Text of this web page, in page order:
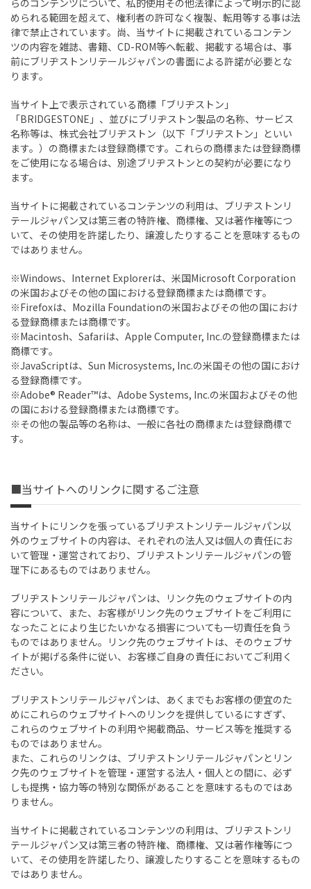
らのコンテンツについて、私的使用その他法律によって明示的に認
められる範囲を超えて、権利者の許可なく複製、転用等する事は法
律で禁止されています。尚、当サイトに掲載されているコンテン
ツの内容を雑誌、書籍、CD-ROM等へ転載、掲載する場合は、事
前にブリヂストンリテールジャパンの書面による許諾が必要とな
ります。
当サイト上で表示されている商標「ブリヂストン」
「BRIDGESTONE」、並びにブリヂストン製品の名称、サービス
名称等は、株式会社ブリヂストン（以下「ブリヂストン」といい
ます。）の商標または登録商標です。これらの商標または登録商標
をご使用になる場合は、別途ブリヂストンとの契約が必要になり
ます。
当サイトに掲載されているコンテンツの利用は、ブリヂストンリ
テールジャパン又は第三者の特許権、商標権、又は著作権等につ
いて、その使用を許諾したり、譲渡したりすることを意味するもの
ではありません。
※Windows、Internet Explorerは、米国Microsoft Corporation
の米国およびその他の国における登録商標または商標です。
※Firefoxは、Mozilla Foundationの米国およびその他の国におけ
る登録商標または商標です。
※Macintosh、Safariは、Apple Computer, Inc.の登録商標または
商標です。
※JavaScriptは、Sun Microsystems, Inc.の米国その他の国におけ
る登録商標です。
※Adobe® Reader™は、Adobe Systems, Inc.の米国およびその他
の国における登録商標または商標です。
※その他の製品等の名称は、一般に各社の商標または登録商標で
す。
■当サイトへのリンクに関するご注意
当サイトにリンクを張っているブリヂストンリテールジャパン以
外のウェブサイトの内容は、それぞれの法人又は個人の責任にお
いて管理・運営されており、ブリヂストンリテールジャパンの管
理下にあるものではありません。
ブリヂストンリテールジャパンは、リンク先のウェブサイトの内
容について、また、お客様がリンク先のウェブサイトをご利用に
なったことにより生じたいかなる損害についても一切責任を負う
ものではありません。リンク先のウェブサイトは、そのウェブサ
イトが掲げる条件に従い、お客様ご自身の責任においてご利用く
ださい。
ブリヂストンリテールジャパンは、あくまでもお客様の便宜のた
めにこれらのウェブサイトへのリンクを提供しているにすぎず、
これらのウェブサイトの利用や掲載商品、サービス等を推奨する
ものではありません。
また、これらのリンクは、ブリヂストンリテールジャパンとリン
ク先のウェブサイトを管理・運営する法人・個人との間に、必ず
しも提携・協力等の特別な関係があることを意味するものではあ
りません。
当サイトに掲載されているコンテンツの利用は、ブリヂストンリ
テールジャパン又は第三者の特許権、商標権、又は著作権等につ
いて、その使用を許諾したり、譲渡したりすることを意味するもの
ではありません。